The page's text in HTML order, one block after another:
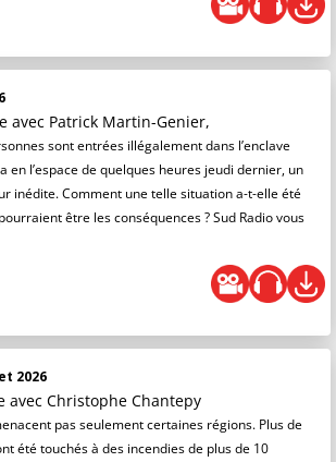
avec Patrick Martin-Genier,
sont entrées illégalement dans l’enclave
en l’espace de quelques heures jeudi dernier, un
inédite. Comment une telle situation a-t-elle été
être les conséquences ? Sud Radio vous
2026
avec Christophe Chantepy
pas seulement certaines régions. Plus de
été touchés à des incendies de plus de 10